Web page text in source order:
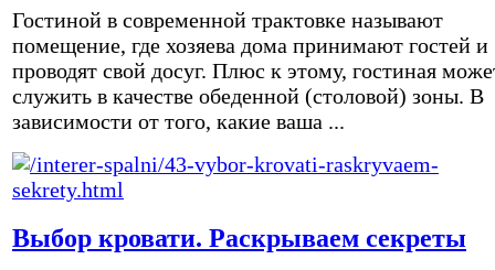
Гостиной в современной трактовке называют
помещение, где хозяева дома принимают гостей и
проводят свой досуг. Плюс к этому, гостиная
служить в качестве обеденной (столовой) зоны. В
зависимости от того, какие ваша ...
Выбор кровати. Раскрываем секреты